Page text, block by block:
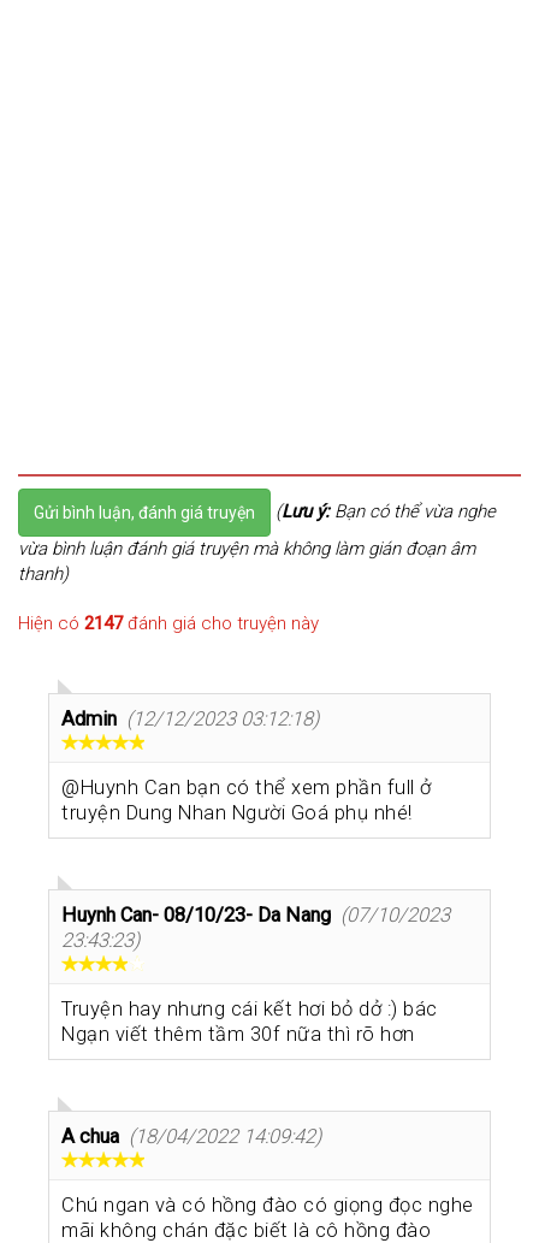
Gửi bình luận, đánh giá truyện (Lưu ý:Bạn có thể vừa nghe
vừa bình luận đánh giá truyện mà không làm gián đoạn âm
thanh)
Hiện có 2147đánh giá cho truyện này
Admin (12/12/2023 03:12:18)
@Huynh Can bạn có thể xem phần full ở
truyện Dung Nhan Người Goá phụ nhé!
Huynh Can- 08/10/23- Da Nang (07/10/2023
23:43:23)
Truyện hay nhưng cái kết hơi bỏ dở :) bác
Ngạn viết thêm tầm 30f nữa thì rõ hơn
A chua (18/04/2022 14:09:42)
Chú ngan và có hồng đào có giọng đọc nghe
mãi không chán đặc biết là cô hồng đào